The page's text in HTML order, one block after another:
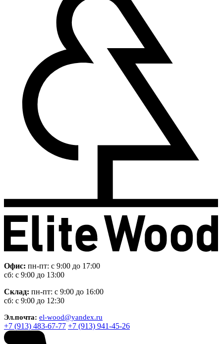
Офис: пн-пт: с 9:00 до 17:00
сб: с 9:00 до 13:00
Склад: пн-пт: с 9:00 до 16:00
сб: с 9:00 до 12:30
Эл.почта: el-wood@yandex.ru
+7 (913) 483-67-77 +7 (913) 941-45-26